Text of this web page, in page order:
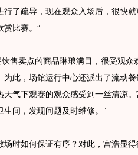
行了疏导，现在观众入场后，很快
赏比赛。”
卖点的商品琳琅满目，很受观众
为此，场馆运行中心还派出了流动
天气下观赛的观众感受到一丝清凉
生间，发现问题及时维修。”
如何保证有序？对此，宫浩显得